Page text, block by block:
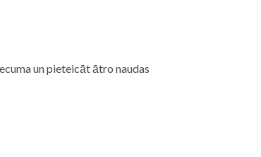
un pieteicāt ātro naudas